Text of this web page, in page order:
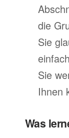
die
Sie
Sie
Ihnen
Was